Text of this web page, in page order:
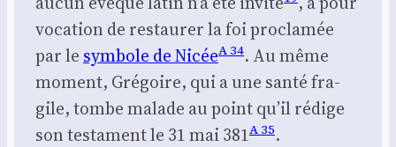
voca­tion de res­tau­rer la foi pro­cla­mée
par le sym­bole de NicéeA 34. Au même
moment, Gré­goire, qui a une san­té fra­
gile, tombe malade au point qu’il rédige
son tes­ta­ment le 31 mai 381A 35.